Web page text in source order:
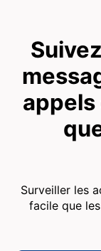
appels
Surveiller les
facile que